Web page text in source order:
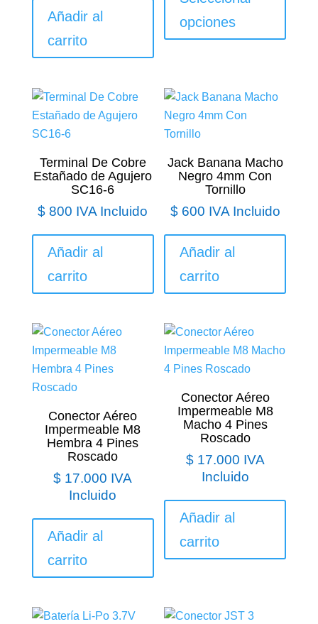
Añadir al
carrito
opciones
Terminal De Cobre
Estañado de Agujero
SC16-6
$ 800 IVA Incluido
Añadir al
carrito
Jack Banana Macho
Negro 4mm Con
Tornillo
$600 IVA Incluido
Añadir al
carrito
Conector Aéreo
Impermeable M8
Hembra 4 Pines
Roscado
$ 17.000 IVA
Incluido
Añadir al
carrito
Conector Aéreo
Impermeable M8
Macho 4 Pines
Roscado
$17.000 IVA
Incluido
Añadir al
carrito